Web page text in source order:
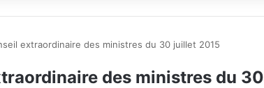
extraordinaire des ministres du 30 juillet 2015
des ministres du 30